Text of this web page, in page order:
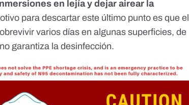
en lejía y dejar airear la
para descartar este último punto es que el
varios días en algunas superficies, de
garantiza la desinfección.